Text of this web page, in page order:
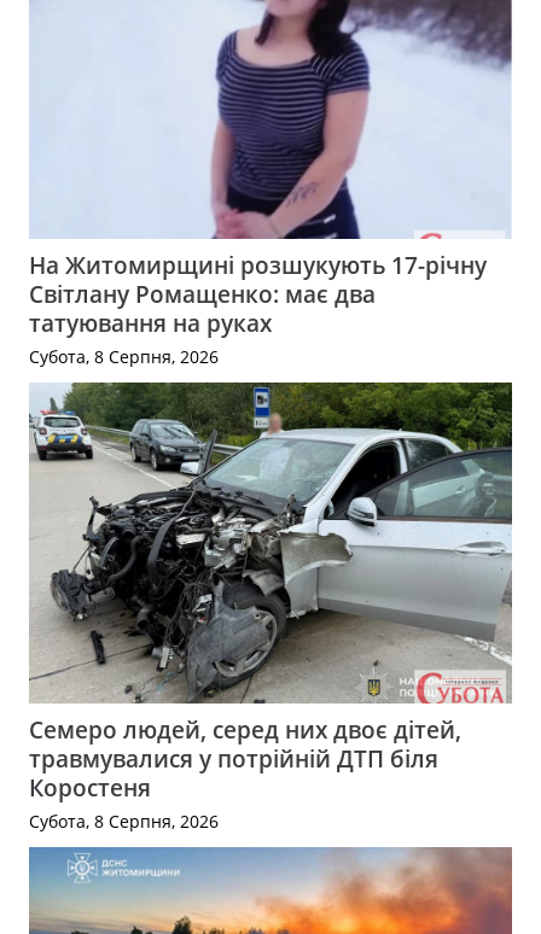
На Житомирщині розшукують 17-річну
Світлану Ромащенко: має два
татуювання на руках
Субота, 8 Серпня, 2026
Семеро людей, серед них двоє дітей,
травмувалися у потрійній ДТП біля
Коростеня
Субота, 8 Серпня, 2026